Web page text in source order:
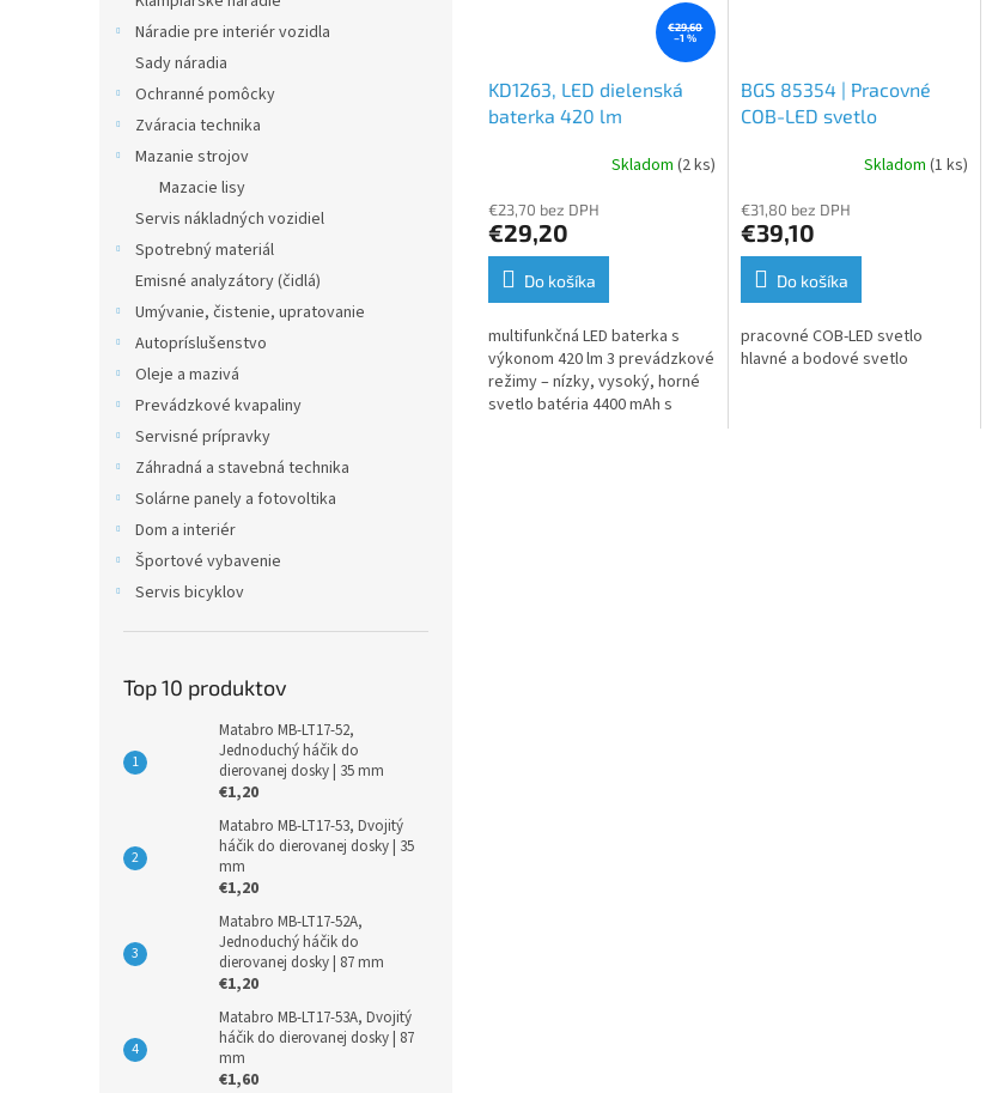
Náradie pre interiér vozidla
Sady náradia
Ochranné pomôcky
Zváracia technika
Mazanie strojov
Mazacie lisy
Servis nákladných vozidiel
Spotrebný materiál
Emisné analyzátory (čidlá)
Umývanie, čistenie, upratovanie
Autopríslušenstvo
Oleje a mazivá
Prevádzkové kvapaliny
Servisné prípravky
Záhradná a stavebná technika
Solárne panely a fotovoltika
Dom a interiér
Športové vybavenie
Servis bicyklov
Top 10 produktov
Matabro MB-LT17-52,
Jednoduchý háčik do
dierovanej dosky | 35 mm
€1,20
Matabro MB-LT17-53, Dvojitý
háčik do dierovanej dosky | 35
mm
€1,20
Matabro MB-LT17-52A,
Jednoduchý háčik do
dierovanej dosky | 87 mm
€1,20
Matabro MB-LT17-53A, Dvojitý
háčik do dierovanej dosky | 87
mm
€1,60
€29,60
–1 %
KD1263, LED dielenská
baterka 420 lm
Skladom (2 ks)
€23,70 bez DPH
€29,20
Do košíka
multifunkčná LED baterka s
výkonom 420 lm 3 prevádzkové
režimy – nízky, vysoký, horné
svetlo batéria 4400 mAh s
BGS 85354 | Pracovné
COB-LED svetlo
Skladom (1 ks)
€31,80 bez DPH
€39,10
Do košíka
pracovné COB-LED svetlo
hlavné a bodové svetlo